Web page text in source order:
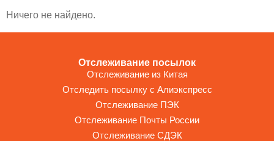
Ничего не найдено.
Отслеживание посылок
Отслеживание из Китая
Отследить посылку с Алиэкспресс
Отслеживание ПЭК
Отслеживание Почты России
Отслеживание СДЭК